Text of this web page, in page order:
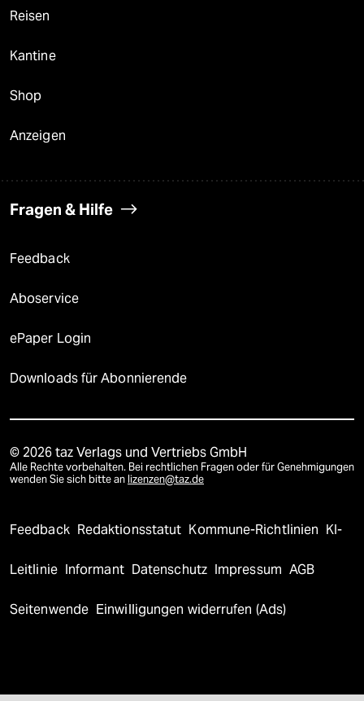
Reisen
Kantine
Shop
Anzeigen
Fragen & Hilfe
Feedback
Aboservice
ePaper Login
Downloads für Abonnierende
© 2026 taz Verlags und Vertriebs GmbH
Alle Rechte vorbehalten. Bei rechtlichen Fragen oder für Genehmigungen
wenden Sie sich bitte an lizenzen@taz.de
Feedback Redaktionsstatut Kommune-Richtlinien KI-
Leitlinie Informant Datenschutz Impressum AGB
Seitenwende Einwilligungen widerrufen (Ads)